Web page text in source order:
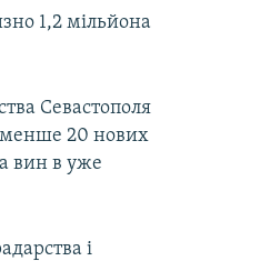
1,2 мільйона
Севастополя
менше 20 нових
вин в уже
і